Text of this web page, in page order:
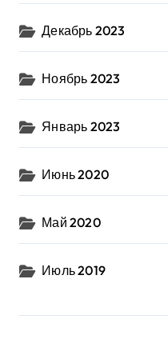
Декабрь 2023
Ноябрь 2023
Январь 2023
Июнь 2020
Май 2020
Июль 2019